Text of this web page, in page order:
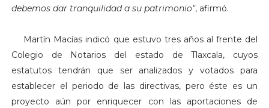
debemos dar tranquilidad a su patrimonio", afirmó.
Martín Macías indicó que estuvo tres años al frente del
Colegio de Notarios del estado de Tlaxcala, cuyos
estatutos tendrán que ser analizados y votados para
establecer el periodo de las directivas, pero éste es un
proyecto aún por enriquecer con las aportaciones de